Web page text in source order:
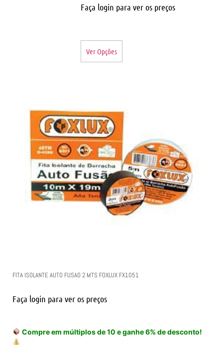
Faça login para ver os preços
Ver Opções
FITA ISOLANTE AUTO FUSAO 2 MTS FOXLUX FX1051
Faça login para ver os preços
Compre em múltiplos de 10 e ganhe 6% de desconto!